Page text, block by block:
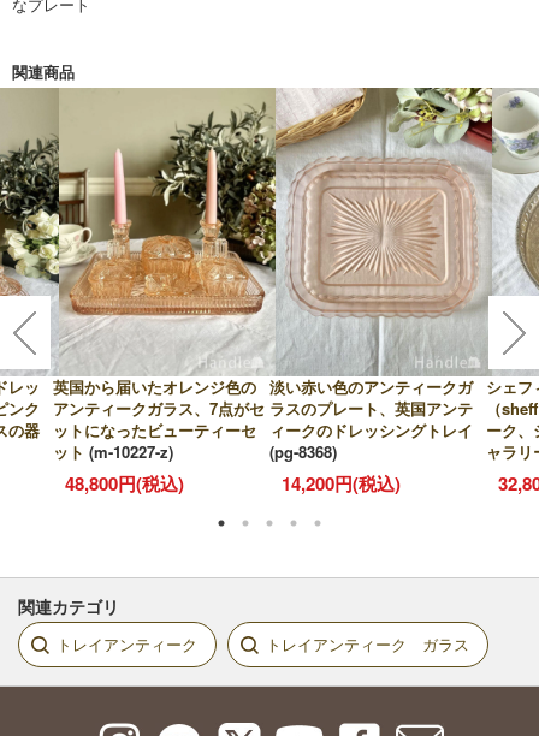
関連商品
レッ
ンク
の器
英国から届いたオレンジ色の
アンティークガラス、7点がセ
ットになったビューティーセ
ット (m-10227-z)
48,800円(税込)
淡い赤い色のアンティークガ
ラスのプレート、英国アンテ
ィークのドレッシングトレイ
(pg-8368)
14,200円(税込)
シェフ
（
ーク、
ャラリ
関連カテゴリ
トレイアンティーク トレイアンティーク ガラス